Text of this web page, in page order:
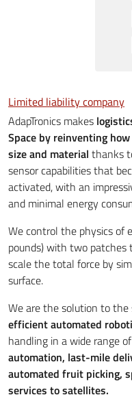
Limited liability company
AdapTronics makes
Space by reinventing
size and material thanks
sensor capabilities that
activated, with an
and minimal energy
We control the physics of
pounds) with two patches
scale the total force by
surface.
We are the solution to
efficient automated
handling in a wide range
automation, last-mile
automated fruit picking,
services to satellites.